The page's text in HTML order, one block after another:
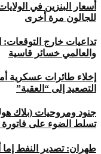
للجالون مرة أخرى
تداعيات خارج التوقعات:
والعالمي خسائر قاسية
إخلاء طائرات عسكرية
التصعيد إلى “العقبة”
جنود ومروحيات (بلاك
تسلط الضوء على فاتورة
طهران: تصدير النفط إما